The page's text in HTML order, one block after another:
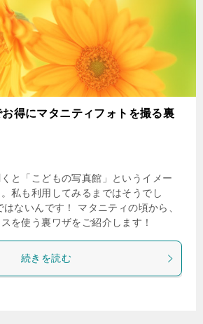
得にマタニティフォトを撮る裏
と「こどもの写真館」というイメー
私も利用してみるまではそうでし
ないんです！ マタニティの頃から、
を使う裏ワザをご紹介します！
続きを読む